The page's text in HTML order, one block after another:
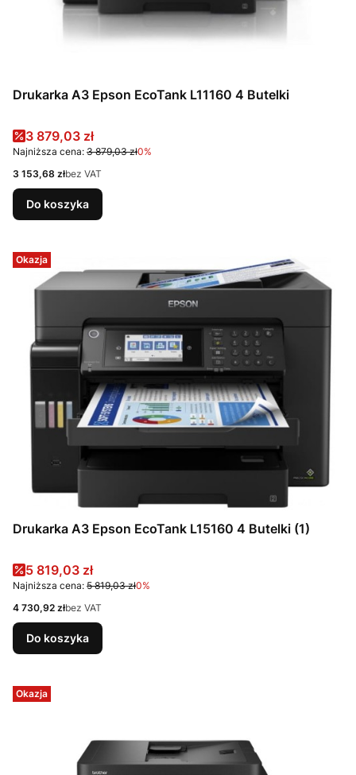
Drukarka A3 Epson EcoTank L11160 4 Butelki
Cena promocyjna
3 879,03 zł
Najniższa cena: 3 879,03 zł0%
Cena
3 153,68 złbez VAT
Do koszyka
Okazja
Drukarka A3 Epson EcoTank L15160 4 Butelki (1)
Cena promocyjna
5 819,03 zł
Najniższa cena: 5 819,03 zł0%
Cena
4 730,92 złbez VAT
Do koszyka
Okazja